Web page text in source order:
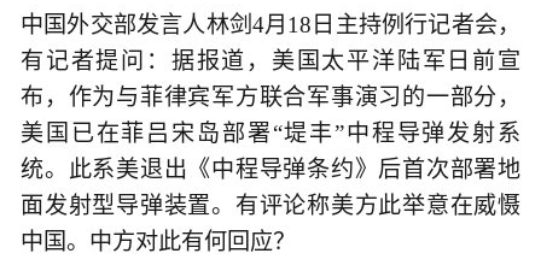
中国外交部发言人林剑4月18日主持例行记者会，
有记者提问：据报道，美国太平洋陆军日前宣
布，作为与菲律宾军方联合军事演习的一部分，
美国已在菲吕宋岛部署“堤丰”中程导弹发射系
统。此系美退出《中程导弹条约》后首次部署地
面发射型导弹装置。有评论称美方此举意在威慑
中国。中方对此有何回应？